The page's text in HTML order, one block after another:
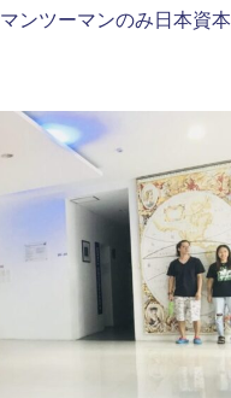
マンツーマンのみ 日本資本